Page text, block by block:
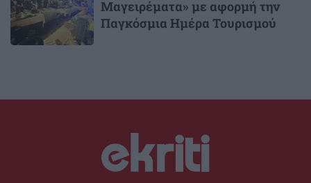
Μαγειρέματα» με αφορμή την
Παγκόσμια Ημέρα Τουρισμού